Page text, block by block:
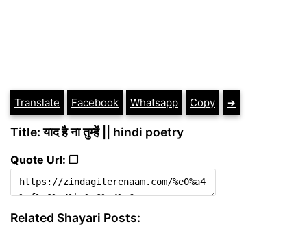
Translate Facebook Whatsapp Copy ➔
Title: याद है ना तुम्हें || hindi poetry
Quote Url: ❐
Related Shayari Posts: